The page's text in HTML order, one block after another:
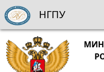
НГПУ